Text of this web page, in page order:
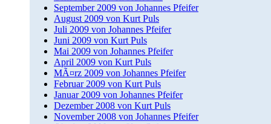
September 2009 von Johannes Pfeifer
August 2009 von Kurt Puls
Juli 2009 von Johannes Pfeifer
Juni 2009 von Kurt Puls
Mai 2009 von Johannes Pfeifer
April 2009 von Kurt Puls
MÃ¤rz 2009 von Johannes Pfeifer
Februar 2009 von Kurt Puls
Januar 2009 von Johannes Pfeifer
Dezember 2008 von Kurt Puls
November 2008 von Johannes Pfeifer